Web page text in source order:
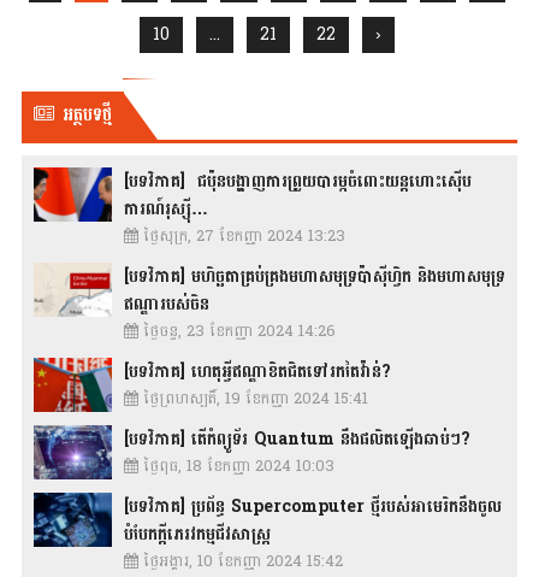
10
... 21 22 ›
អត្ថបទថ្មី
[បទវិភាគ] ជប៉ុនបង្ហាញការព្រួយបារម្ភចំពោះយន្តហោះស៊ើប
ការណ៍រុស្ស៊ី…
ថ្ងៃសុក្រ, 27 ខែកញ្ញា 2024 13:23
[បទវិភាគ] មហិច្ឆតាគ្រប់គ្រងមហាសមុទ្រប៉ាស៊ីហ្វិក និងមហាសមុទ្រ
ឥណ្ឌារបស់ចិន
ថ្ងៃចន្ទ, 23 ខែកញ្ញា 2024 14:26
[បទវិភាគ] ហេតុអ្វីឥណ្ឌាខិតជិតទៅរកតៃវ៉ាន់?
ថ្ងៃព្រហស្បតិ៍, 19 ខែកញ្ញា 2024 15:41
[បទវិភាគ] តើកំព្យូទ័រ Quantum នឹងផលិតឡើងឆាប់ៗ?
ថ្ងៃពុធ, 18 ខែកញ្ញា 2024 10:03
[បទវិភាគ] ប្រព័ន្ធ Supercomputer ថ្មីរបស់អាមេរិកនឹងចូល
បំបែកក្តីភេរវកម្មជីវសាស្រ្ត
ថ្ងៃអង្គារ, 10 ខែកញ្ញា 2024 15:42